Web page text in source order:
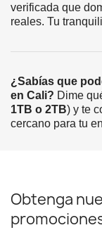
verificada que
reales. Tu
¿Sabías que
en Cali? Dime
1TB o 2TB) y te
cercano para tu
Obtenga